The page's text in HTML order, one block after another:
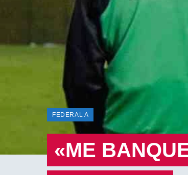
FEDERAL A
«ME